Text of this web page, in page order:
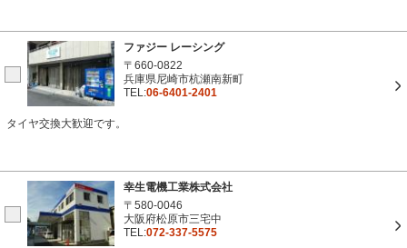
ファジー レーシング
〒660-0822
兵庫県尼崎市杭瀬南新町
TEL:06-6401-2401
タイヤ交換大歓迎です。
幸生電機工業株式会社
〒580-0046
大阪府松原市三宅中
TEL:072-337-5575